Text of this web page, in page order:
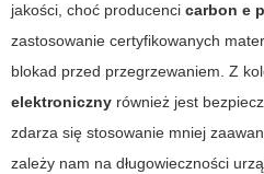
jakości, choć producenci carbon e
zastosowanie certyfikowanych
blokad przed przegrzewaniem. Z
elektroniczny również jest
zdarza się stosowanie mniej
zależy nam na długowieczności